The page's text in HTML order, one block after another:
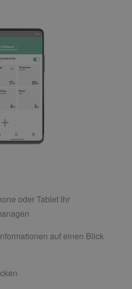
oder Tablet Ihr
auf einen Blick